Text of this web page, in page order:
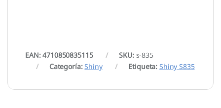
EAN: 4710850835115 SKU: s-835
Categoría:Shiny Etiqueta: Shiny S835